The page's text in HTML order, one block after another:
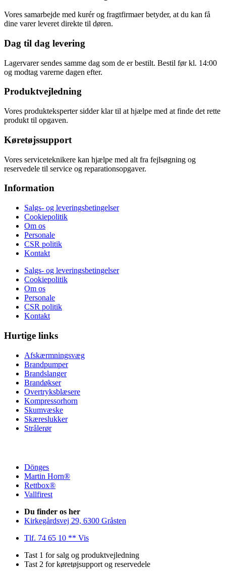
Vores samarbejde med kurér og fragtfirmaer betyder, at du kan få
dine varer leveret direkte til døren.
Dag til dag levering
Lagervarer sendes samme dag som de er bestilt. Bestil før kl. 14:00
og modtag varerne dagen efter.
Produktvejledning
Vores produkteksperter sidder klar til at hjælpe med at finde det rette
produkt til opgaven.
Køretøjssupport
Vores serviceteknikere kan hjælpe med alt fra fejlsøgning og
reservedele til service og reparationsopgaver.
Information
Salgs- og leveringsbetingelser
Cookiepolitik
Om os
Personale
CSR politik
Kontakt
Salgs- og leveringsbetingelser
Cookiepolitik
Om os
Personale
CSR politik
Kontakt
Hurtige links
Afskærmningsvæg
Brandpumper
Brandslanger
Brandøkser
Overtryksblæsere
Kompressorhorn
Skumvæske
Skæreslukker
Strålerør
Dönges
Martin Horn®
Rettbox®
Vallfirest
Du finder os her
Kirkegårdsvej 29, 6300 Gråsten
Tlf. 74 65 10 ** Vis
Tast 1 for salg og produktvejledning
Tast 2 for køretøjsupport og reservedele